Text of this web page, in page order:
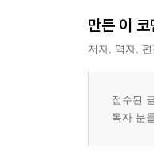
만든 이 코
저자, 역자,
접수된
독자 분